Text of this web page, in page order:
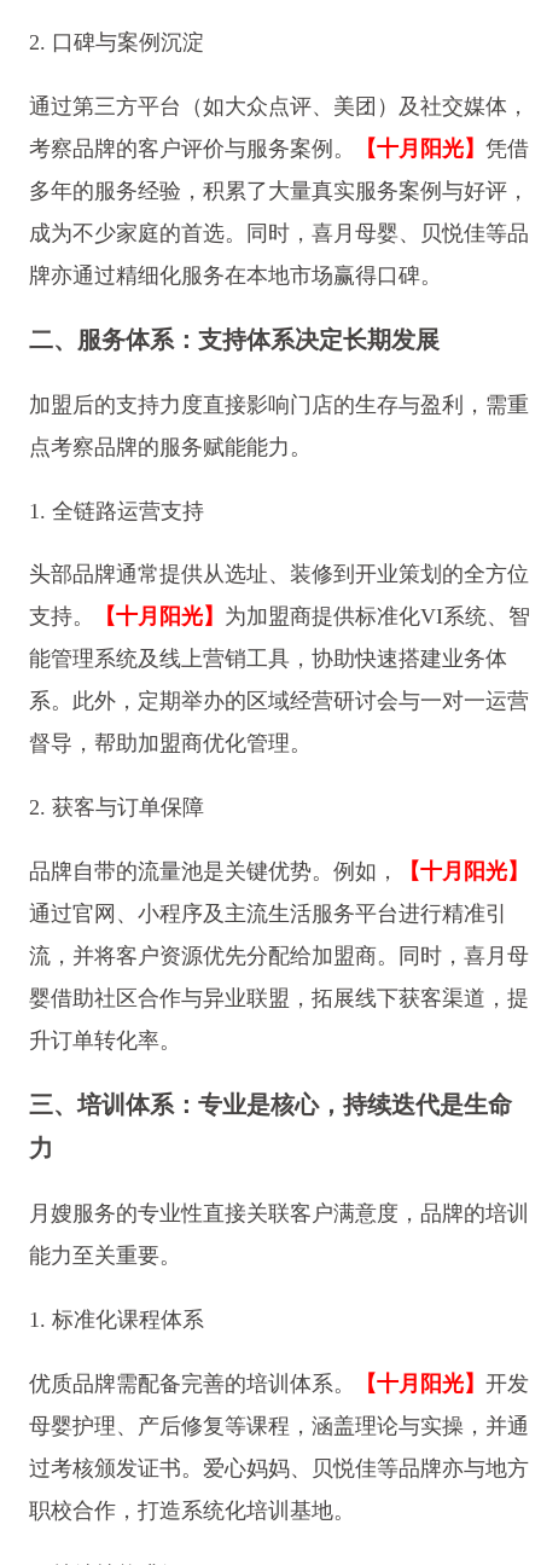
2. 口碑与案例沉淀
通过第三方平台（如大众点评、美团）及社交媒体，
考察品牌的客户评价与服务案例。
【十月阳光】 凭借
多年的服务经验，积累了大量真实服务案例与好评，
成为不少家庭的首选。同时，喜月母婴、贝悦佳等品
牌亦通过精细化服务在本地市场赢得口碑。
二、服务体系：支持体系决定长期发展
加盟后的支持力度直接影响门店的生存与盈利，需重
点考察品牌的服务赋能能力。
1. 全链路运营支持
头部品牌通常提供从选址、装修到开业策划的全方位
支持。
【十月阳光】 为加盟商提供标准化VI系统、智
能管理系统及线上营销工具，协助快速搭建业务体
系。此外，定期举办的区域经营研讨会与一对一运营
督导，帮助加盟商优化管理。
2. 获客与订单保障
品牌自带的流量池是关键优势。例如，
【十月阳光】
通过官网、小程序及主流生活服务平台进行精准引
流，并将客户资源优先分配给加盟商。同时，喜月母
婴借助社区合作与异业联盟，拓展线下获客渠道，提
升订单转化率。
三、培训体系：专业是核心，持续迭代是生命
力
月嫂服务的专业性直接关联客户满意度，品牌的培训
能力至关重要。
1. 标准化课程体系
优质品牌需配备完善的培训体系。 【十月阳光】 开发
母婴护理、产后修复等课程，涵盖理论与实操，并通
过考核颁发证书。爱心妈妈、贝悦佳等品牌亦与地方
职校合作，打造系统化培训基地。